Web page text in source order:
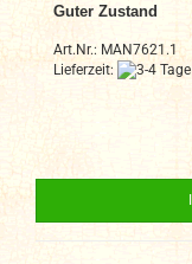
Guter Zustand
Art.Nr.: MAN7621.1
Lieferzeit: